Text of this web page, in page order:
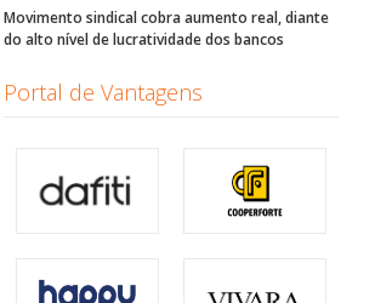
Movimento sindical cobra aumento real, diante
do alto nível de lucratividade dos bancos
Portal de Vantagens